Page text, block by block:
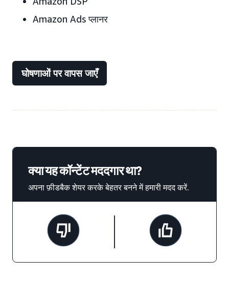
Amazon Ads प्लानर
घोषणाओं पर वापस जाएँ
क्या यह कॉन्टेंट मददगार था?
अपना फ़ीडबैक शेयर करके बेहतर बनने में हमारी मदद करें.